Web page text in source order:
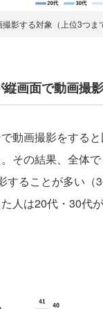
影する対象（上位3つ
画面で動画撮影
動画撮影をする
その結果、全体
することが多い
人は20代・30代